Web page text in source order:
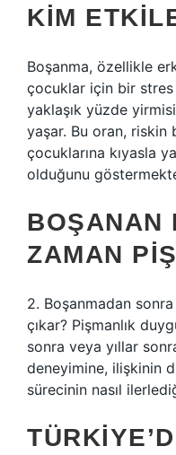
KIM
Boşanma, özellikle
çocuklar için bir stres
yaklaşık yüzde
yaşar. Bu oran, riskin
çocuklarına kıyasla
olduğunu
BOŞANAN
ZAMAN
2. Boşanmadan
çıkar? Pişmanlık
sonra veya yıllar
deneyimine, ilişkinin
sürecinin nasıl